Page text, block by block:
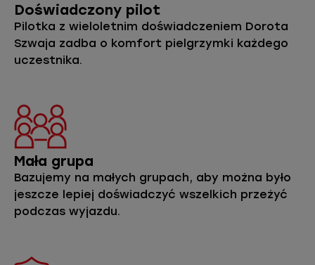
Doświadczony pilot
Pilotka z wieloletnim doświadczeniem Dorota
Szwaja zadba o komfort pielgrzymki każdego
uczestnika.
Mała grupa
Bazujemy na małych grupach, aby można było
jeszcze lepiej doświadczyć wszelkich przeżyć
podczas wyjazdu.